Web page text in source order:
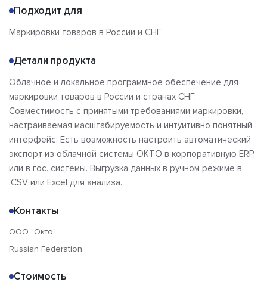
Подходит для
Маркировки товаров в России и СНГ.
Детали продукта
Облачное и локальное программное обеспечение для
маркировки товаров в России и странах СНГ.
Совместимость с принятыми требованиями маркировки,
настраиваемая масштабируемость и интуитивно понятный
интерфейс. Есть возможность настроить автоматический
экспорт из облачной системы ОКТО в корпоративную ERP,
или в гос. системы. Выгрузка данных в ручном режиме в
.CSV или Excel для анализа.
Контакты
ООО "Окто"
Russian Federation
Стоимость